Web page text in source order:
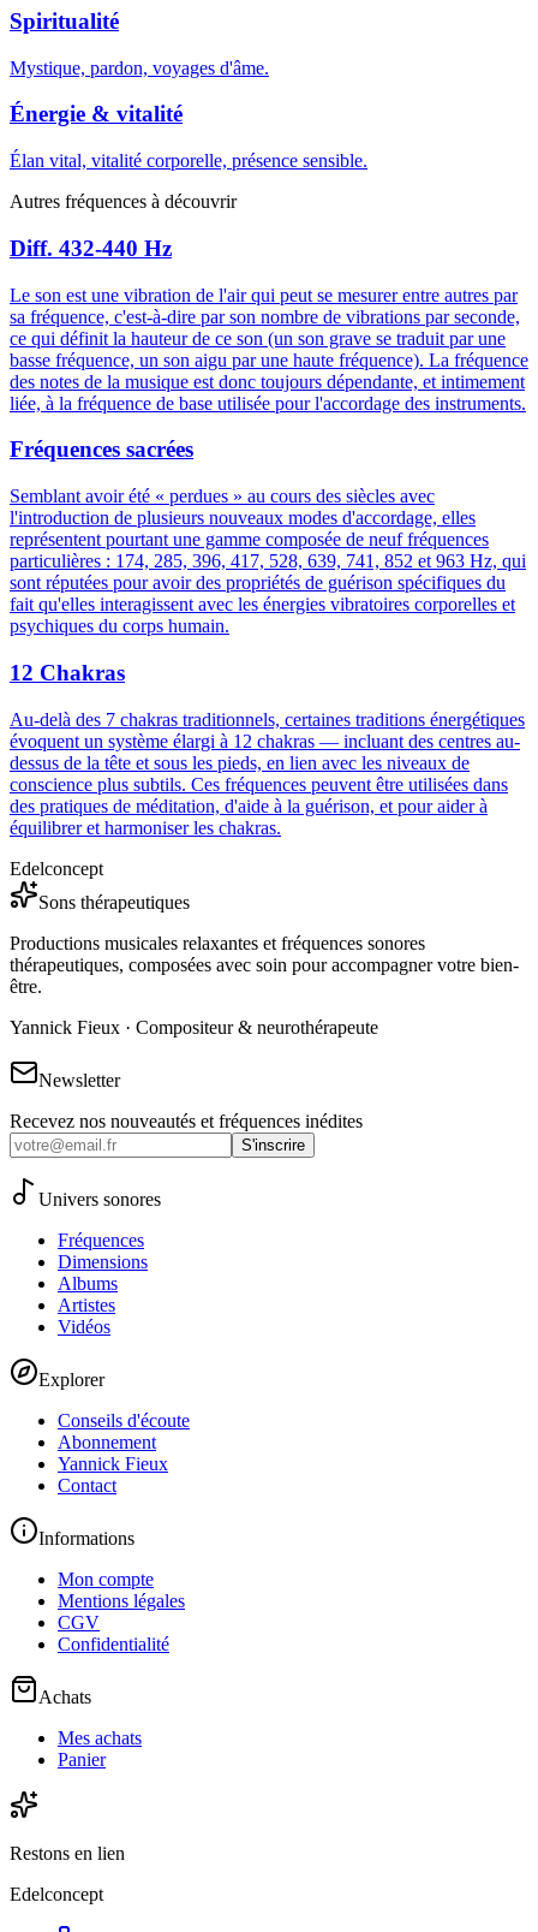
Spiritualité
Mystique, pardon, voyages d'âme.
Énergie & vitalité
Élan vital, vitalité corporelle, présence sensible.
Autres fréquences à découvrir
Diff. 432-440 Hz
Le son est une vibration de l'air qui peut se mesurer entre autres par
sa fréquence, c'est-à-dire par son nombre de vibrations par seconde,
ce qui définit la hauteur de ce son (un son grave se traduit par une
basse fréquence, un son aigu par une haute fréquence). La fréquence
des notes de la musique est donc toujours dépendante, et intimement
liée, à la fréquence de base utilisée pour l'accordage des instruments.
Fréquences sacrées
Semblant avoir été « perdues » au cours des siècles avec
l'introduction de plusieurs nouveaux modes d'accordage, elles
représentent pourtant une gamme composée de neuf fréquences
particulières : 174, 285, 396, 417, 528, 639, 741, 852 et 963 Hz, qui
sont réputées pour avoir des propriétés de guérison spécifiques du
fait qu'elles interagissent avec les énergies vibratoires corporelles et
psychiques du corps humain.
12 Chakras
Au-delà des 7 chakras traditionnels, certaines traditions énergétiques
évoquent un système élargi à 12 chakras — incluant des centres au-
dessus de la tête et sous les pieds, en lien avec les niveaux de
conscience plus subtils. Ces fréquences peuvent être utilisées dans
des pratiques de méditation, d'aide à la guérison, et pour aider à
équilibrer et harmoniser les chakras.
Edelconcept
Sons thérapeutiques
Productions musicales relaxantes et fréquences sonores
thérapeutiques, composées avec soin pour accompagner votre bien-
être.
Yannick Fieux · Compositeur & neurothérapeute
Newsletter
Recevez nos nouveautés et fréquences inédites
S'inscrire
Univers sonores
Fréquences
Dimensions
Albums
Artistes
Vidéos
Explorer
Conseils d'écoute
Abonnement
Yannick Fieux
Contact
Informations
Mon compte
Mentions légales
CGV
Confidentialité
Achats
Mes achats
Panier
Restons en lien
Edelconcept